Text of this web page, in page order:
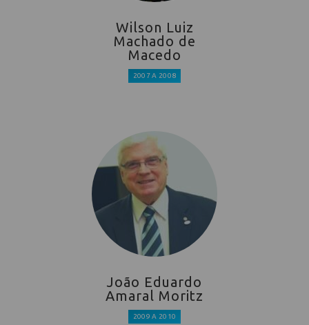
Wilson Luiz
Machado de
Macedo
2007 A 2008
João Eduardo
Amaral Moritz
2009 A 2010